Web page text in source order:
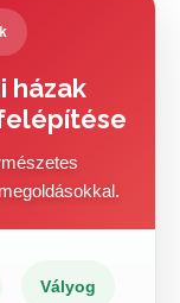
házak
Vályog